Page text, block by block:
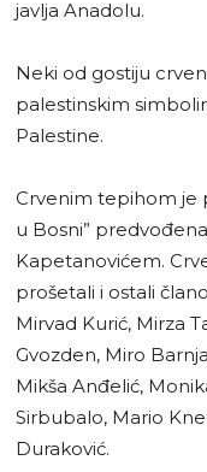
javlja Anadolu.
Neki od gostiju
palestinskim
Palestine.
Crvenim tepihom je
u Bosni”
Kapetanovićem.
prošetali i ostali
Mirvad Kurić, Mirza
Gvozden, Miro
Mikša Anđelić,
Sirbubalo, Mario
Duraković.